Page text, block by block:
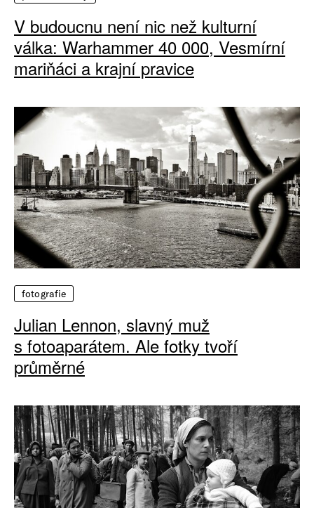
V budoucnu není nic než kulturní
válka: Warhammer 40 000, Vesmírní
mariňáci a krajní pravice
fotografie
Julian Lennon, slavný muž
s fotoaparátem. Ale fotky tvoří
průměrné